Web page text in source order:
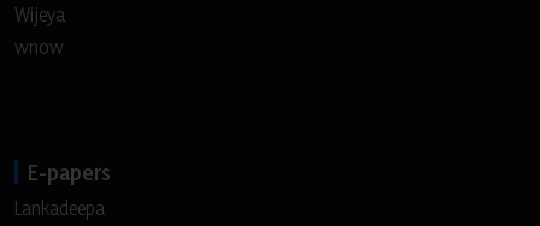
Wijeya
wnow
E-papers
Lankadeepa